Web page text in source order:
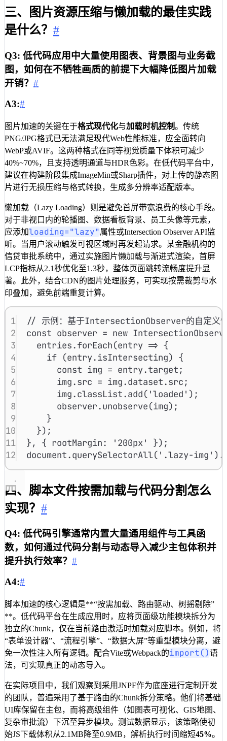
三、图片资源压缩与懒加载的最佳实践
是什么？ #
Q3: 低代码应用中大量使用图表、背景图与业务截
图，如何在不牺牲画质的前提下大幅降低图片加载
开销？ #
A3:#
图片加速的关键在于格式现代化与加载时机控制。传统
PNG/JPG格式已无法满足现代Web性能标准，应全面转向
WebP或AVIF。这两种格式在同等视觉质量下体积可减少
40%~70%，且支持透明通道与HDR色彩。在低代码平台中，
建议在构建阶段集成ImageMin或Sharp插件，对上传的静态图
片进行无损压缩与格式转换，生成多分辨率适配版本。
懒加载（Lazy Loading）则是避免首屏带宽浪费的核心手段。
对于非视口内的轮播图、数据看板背景、员工头像等元素，
应添加loading="lazy"属性或Intersection Observer API监
听。当用户滚动触发可视区域时再发起请求。某金融机构的
信贷审批系统中，通过实施图片懒加载与渐进式渲染，首屏
LCP指标从2.1秒优化至1.3秒，整体页面跳转流畅度提升显
著。此外，结合CDN的图片处理服务，可实现按需裁剪与水
印叠加，避免前端重复计算。
1
// 示例：基于IntersectionObserver的自定义
2
const observer = new
3
entries.forEach(entry => {
4
if (entry.isIntersecting) {
5
const img = entry.target;
6
img.src = img.dataset.src;
7
img.classList.add( 'loaded' );
8
observer.unobserve(img);
9
}
10
});
11
}, { rootMargin: '200px'
});
12
document.querySelectorAll( '.lazy-img' ).
四、脚本文件按需加载与代码分割怎么
实现？ #
Q4: 低代码引擎通常内置大量通用组件与工具函
数，如何通过代码分割与动态导入减少主包体积并
提升执行效率？ #
A4:#
脚本加速的核心逻辑是**“按需加载、路由驱动、树摇剔除”
**。低代码平台在生成应用时，应将页面级功能模块拆分为
独立的Chunk，仅在当前路由激活时加载对应脚本。例如，将
“表单设计器”、“流程引擎”、“数据大屏”等重型模块分离，避
免一次性注入所有逻辑。配合Vite或Webpack的import()语
法，可实现真正的动态导入。
在实际项目中，我们观察到采用JNPF作为底座进行定制开发
的团队，普遍采用了基于路由的Chunk拆分策略。他们将基础
UI库保留在主包，而将高级组件（如图表可视化、GIS地图、
复杂审批流）下沉至异步模块。测试数据显示，该策略使初
始JS下载体积从2.1MB降至0.9MB，解析执行时间缩短45%。